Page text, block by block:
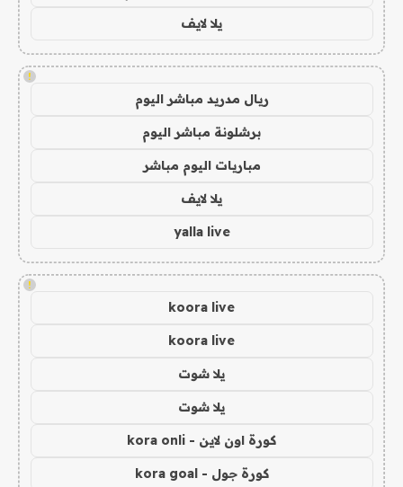
يلا لايف
!
ريال مدريد مباشر اليوم
برشلونة مباشر اليوم
مباريات اليوم مباشر
يلا لايف
yalla live
!
koora live
koora live
يلا شوت
يلا شوت
كورة اون لاين - kora onli
كورة جول - kora goal